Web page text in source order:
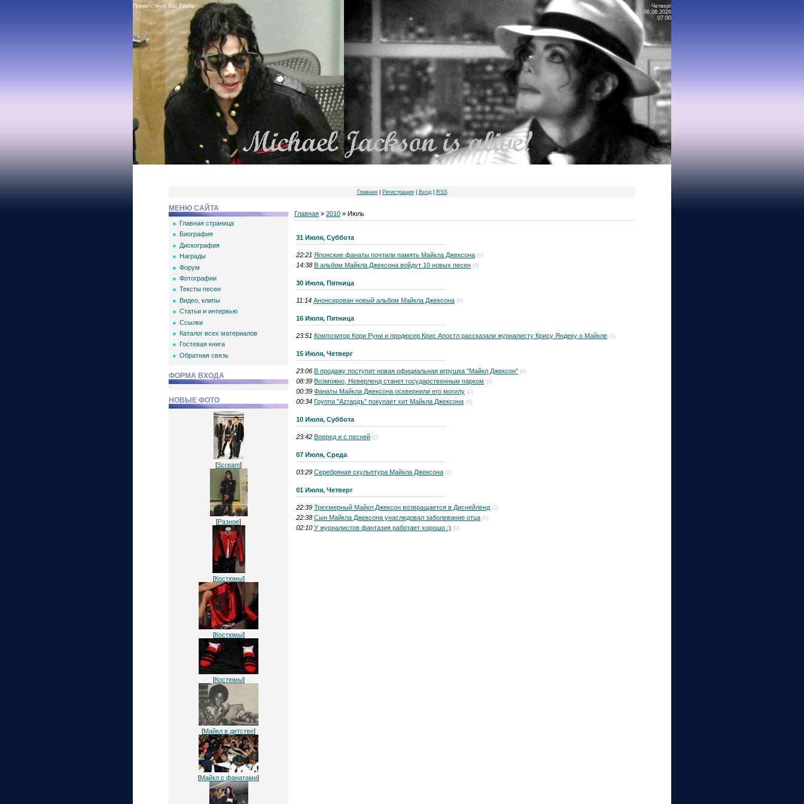
Приветствую Вас Гость
Четверг
06.08.2026
07:00
Главная| Регистрация| Вход| RSS
МЕНЮ САЙТА
Главная страница
Биография
Дискография
Награды
Форум
Фотографии
Тексты песен
Видео, клипы
Статьи и интервью
Ссылки
Каталог всех материалов
Гостевая книга
Обратная связь
ФОРМА ВХОДА
НОВЫЕ ФОТО
[Scream]
[Разное]
[Костюмы]
[Костюмы]
[Костюмы]
[Майкл в детстве]
[Майкл с фанатами]
Главная » 2010 » Июль
31 Июля, Суббота
22:21 Японские фанаты почтили память Майкла Джексона (0)
14:38 В альбом Майкла Джексона войдут 10 новых песен (0)
30 Июля, Пятница
11:14 Анонсирован новый альбом Майкла Джексона (0)
16 Июля, Пятница
23:51 Композитор Кори Руни и продюсер Крис Апостл рассказали журналисту Крису Яндеку о Майкле (0)
15 Июля, Четверг
23:06 В продажу поступит новая официальная игрушка "Майкл Джексон" (0)
08:39 Возможно, Неверленд станет государственным парком (0)
00:39 Фанаты Майкла Джексона осквернили его могилу (0)
00:34 Группа "Аzгардъ" покупает хит Майкла Джексона (0)
10 Июля, Суббота
23:42 Вперед и с песней (0)
07 Июля, Среда
03:29 Серебряная скульптура Майкла Джексона (0)
01 Июля, Четверг
22:39 Трехмерный Майкл Джексон возвращается в Диснейленд (0)
22:38 Сын Майкла Джексона унаследовал заболевание отца (0)
02:10 У журналистов фантазия работает хорошо :) (0)